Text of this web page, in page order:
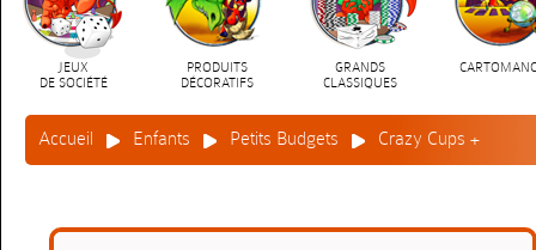
JEUX
DE SOCIÉTÉ
PRODUITS
DÉCORATIFS
GRANDS
CLASSIQUES
Accueil Enfants Petits Budgets Crazy Cups +